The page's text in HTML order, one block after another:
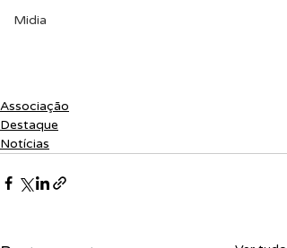
Midia
Associação
Destaque
Notícias